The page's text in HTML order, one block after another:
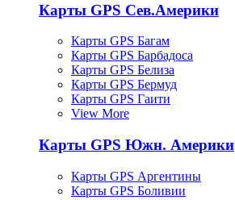
Карты GPS Сев.Америки
Карты GPS Багам
Карты GPS Барбадоса
Карты GPS Белиза
Карты GPS Бермуд
Карты GPS Гаити
View More
Карты GPS Южн. Америки
Карты GPS Аргентины
Карты GPS Боливии